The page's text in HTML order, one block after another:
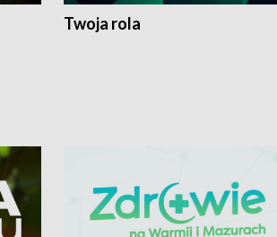
Twoja rola